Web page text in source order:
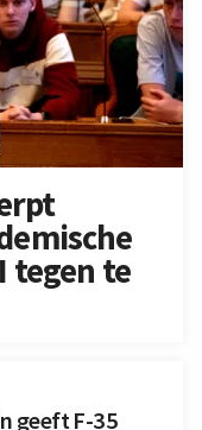
tegen te
geeft F-35